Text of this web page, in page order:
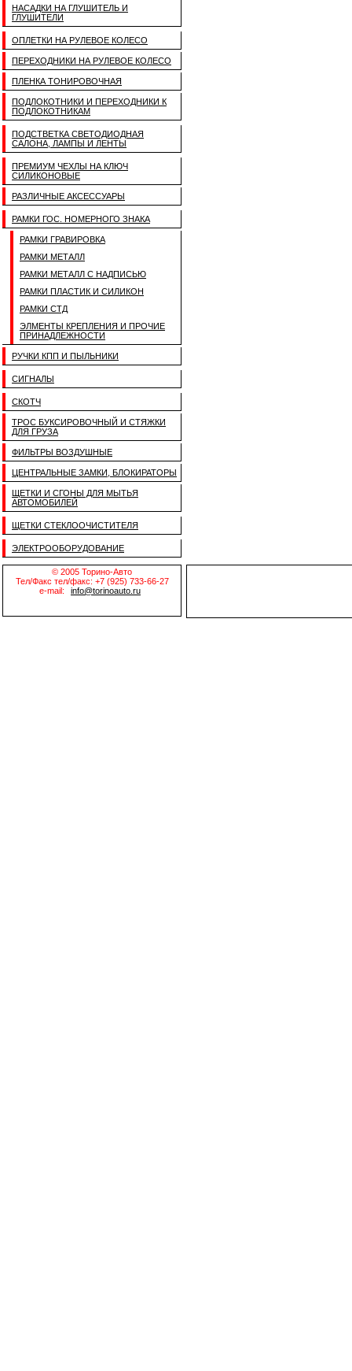
НАСАДКИ НА ГЛУШИТЕЛЬ И
ГЛУШИТЕЛИ
ОПЛЕТКИ НА РУЛЕВОЕ КОЛЕСО
ПЕРЕХОДНИКИ НА РУЛЕВОЕ КОЛЕСО
ПЛЕНКА ТОНИРОВОЧНАЯ
ПОДЛОКОТНИКИ И ПЕРЕХОДНИКИ К
ПОДЛОКОТНИКАМ
ПОДСТВЕТКА СВЕТОДИОДНАЯ
САЛОНА, ЛАМПЫ И ЛЕНТЫ
ПРЕМИУМ ЧЕХЛЫ НА КЛЮЧ
СИЛИКОНОВЫЕ
РАЗЛИЧНЫЕ АКСЕССУАРЫ
РАМКИ ГОС. НОМЕРНОГО ЗНАКА
РАМКИ ГРАВИРОВКА
РАМКИ МЕТАЛЛ
РАМКИ МЕТАЛЛ С НАДПИСЬЮ
РАМКИ ПЛАСТИК И СИЛИКОН
РАМКИ СТД
ЭЛМЕНТЫ КРЕПЛЕНИЯ И ПРОЧИЕ
ПРИНАДЛЕЖНОСТИ
РУЧКИ КПП И ПЫЛЬНИКИ
СИГНАЛЫ
СКОТЧ
ТРОС БУКСИРОВОЧНЫЙ И СТЯЖКИ
ДЛЯ ГРУЗА
ФИЛЬТРЫ ВОЗДУШНЫЕ
ЦЕНТРАЛЬНЫЕ ЗАМКИ, БЛОКИРАТОРЫ
ЩЕТКИ И СГОНЫ ДЛЯ МЫТЬЯ
АВТОМОБИЛЕЙ
ЩЕТКИ СТЕКЛООЧИСТИТЕЛЯ
ЭЛЕКТРООБОРУДОВАНИЕ
© 2005 Торино-Авто
Тел/Факс тел/факс: +7 (925) 733-66-27
e-mail:
info@torinoauto.ru